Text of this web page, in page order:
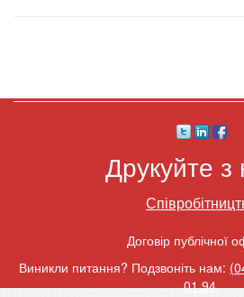
Друкуйте з
Договір публічної
Виникли питання? Подзвоніть нам:
01 94.